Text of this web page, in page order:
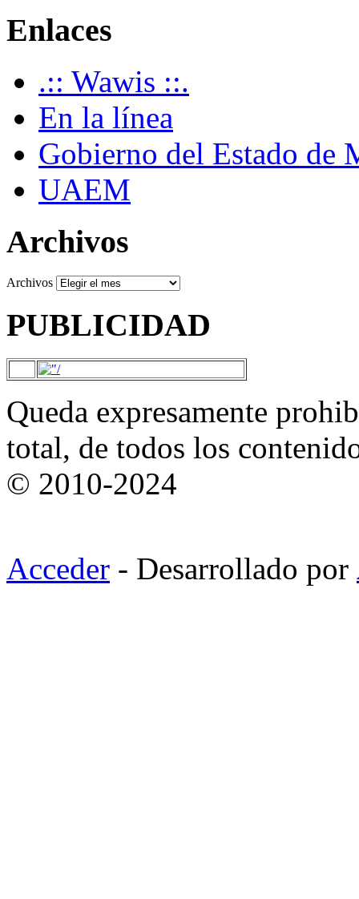
Enlaces
.:: Wawis ::.
En la línea
Gobierno del Estado de
UAEM
Archivos
Archivos
PUBLICIDAD
Queda expresamente
total, de todos los
© 2010-2024
Acceder - Desarrollado por